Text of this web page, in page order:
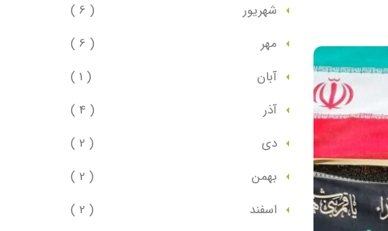
شهريور
( 6 )
مهر
( 6 )
آبان
( 1 )
آذر
( 4 )
دي
( 2 )
بهمن
( 2 )
اسفند
( 2 )